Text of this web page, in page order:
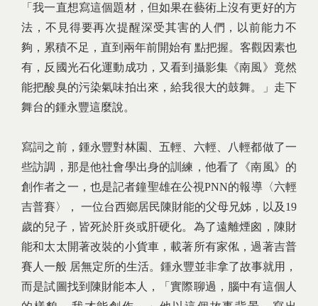
「我一直想寫這個題材，但如果在藝術上沒有更好的方
法，不見得要再次提醒深受其害的人們，以前能力不
夠，累積不足，直到兩年前開始有 點把握。客觀因素也
有，反國光石化運動成功，又看到攝影集《南風》竟然
能把酸臭的污染氣味拍出來，給我很大的鼓舞。」走下
舞台的鍾永豐這麼說。
寫詞之前，鍾永豐對林園、五輕、六輕、八輕都做了一
些訪調，那是他社會學出身的訓練，他看了《南風》的
創作者之一，也是記者鐘聖雄在公視PNN的報導〈六輕
吉普賽〉， 一位台西鄉居民陳財能的父母兄姊，以及19
歲的兒子，皆死於肝炎或肝硬化。為了遠離煙囪，陳財
能和太太開著改裝的小貨車，載著所有家俬，過著吉普
賽人一般 居無定所的生活。鍾永豐並非拿了故事就用，
而是試圖找到陳財能本人，「實際聊過，腦中有這個人